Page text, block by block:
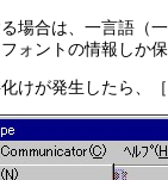
場合は、一言語（
ォントの情報しか保
けが発生したら、